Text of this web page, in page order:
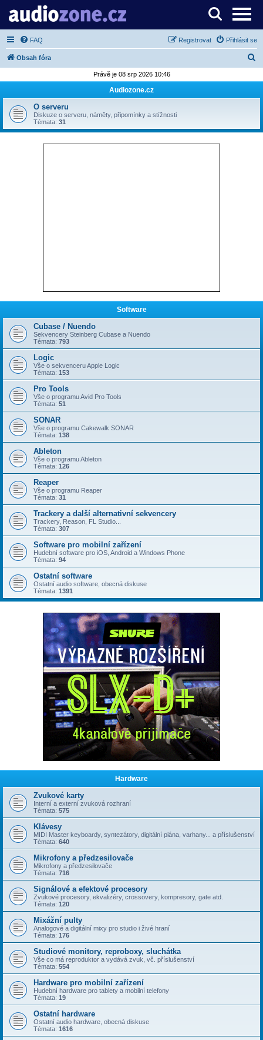
Server o digitálním zpracování zvuku
FAQ Přihlásit se
Registrovat
Obsah fóra
d
t
Právě je 08 srp 2026 10:46
Audiozone.cz
O serveru
Diskuze o serveru, náměty, připomínky a stížnosti
Témata: 31
Software
Cubase / Nuendo
Sekvencery Steinberg Cubase a Nuendo
Témata: 793
Logic
Vše o sekvenceru Apple Logic
Témata: 153
Pro Tools
Vše o programu Avid Pro Tools
Témata: 51
SONAR
Vše o programu Cakewalk SONAR
Témata: 138
Ableton
Vše o programu Ableton
Témata: 126
Reaper
Vše o programu Reaper
Témata: 31
Trackery a další alternativní sekvencery
Trackery, Reason, FL Studio...
Témata: 307
Software pro mobilní zařízení
Hudební software pro iOS, Android a Windows Phone
Témata: 94
Ostatní software
Ostatní audio software, obecná diskuse
Témata: 1391
Hardware
Zvukové karty
Interní a externí zvuková rozhraní
Témata: 575
Klávesy
MIDI Master keyboardy, syntezátory, digitální piána, varhany... a příslušenství
Témata: 640
Mikrofony a předzesilovače
Mikrofony a předzesilovače
Témata: 716
Signálové a efektové procesory
Zvukové procesory, ekvalizéry, crossovery, kompresory, gate atd.
Témata: 120
Mixážní pulty
Analogové a digitální mixy pro studio i živé hraní
Témata: 176
Studiové monitory, reproboxy, sluchátka
Vše co má reproduktor a vydává zvuk, vč. příslušenství
Témata: 554
Hardware pro mobilní zařízení
Hudební hardware pro tablety a mobilní telefony
Témata: 19
Ostatní hardware
Ostatní audio hardware, obecná diskuse
Témata: 1616